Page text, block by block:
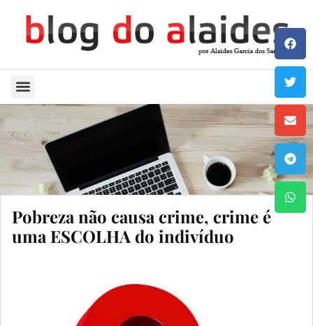
Pobreza não causa crime, crime é
uma ESCOLHA do indivíduo